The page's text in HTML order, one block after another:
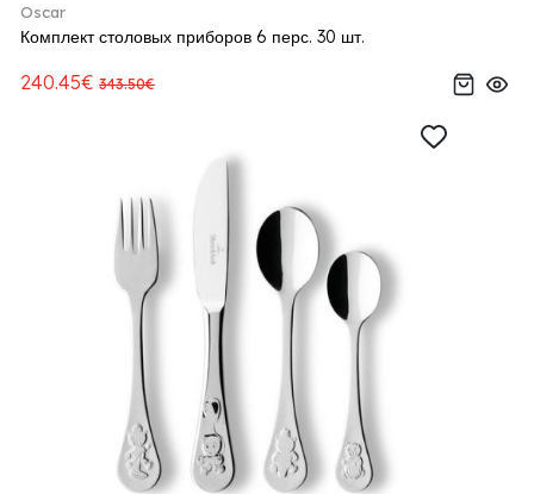
Oscar
Комплект столовых приборов 6 перс. 30 шт.
240.45€ 343.50€